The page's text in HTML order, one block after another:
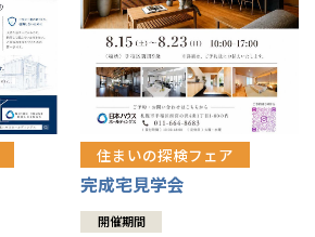
住まいの探検フェア
完成宅見学会
開催期間
札幌
小樽
苫小牧千歳
小樽
八戸
青森
秋田
長岡